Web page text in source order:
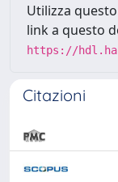
Utilizza
link a questo
https://
Citazioni